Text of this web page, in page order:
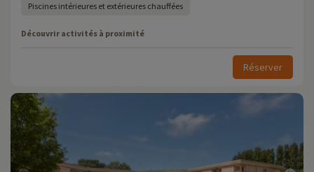
Piscines intérieures et extérieures chauffées
Découvrir activités à proximité
Réserver